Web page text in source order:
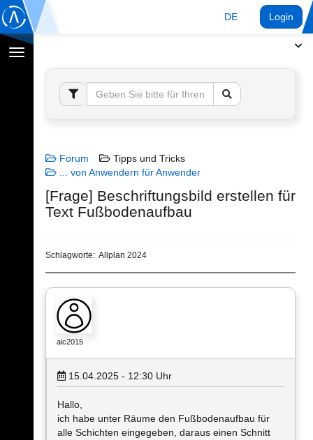
DE Login
Navigation
umschalten
Forum
Tipps und Tricks
... von Anwendern für Anwender
[Frage] Beschriftungsbild erstellen für
Text Fußbodenaufbau
Schlagworte: Allplan 2024
aic2015
15.04.2025 - 12:30 Uhr
Hallo,
ich habe unter Räume den Fußbodenaufbau für
alle Schichten eingegeben, daraus einen Schnitt